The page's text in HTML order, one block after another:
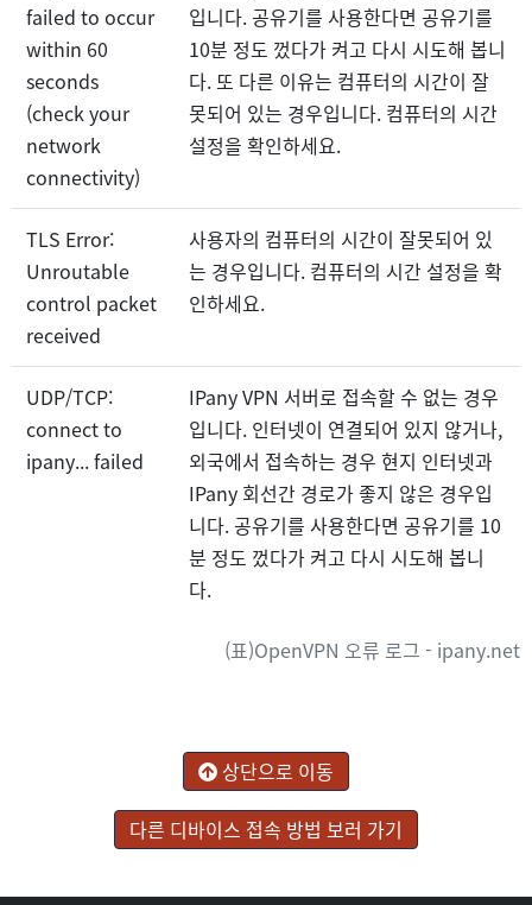
(표)OpenVPN 오류 로그 - ipany.net
failed to occur
within 60
seconds
(check your
network
connectivity)
입니다. 공유기를 사용한다면 공유기를
10분 정도 껐다가 켜고 다시 시도해 봅니
다. 또 다른 이유는 컴퓨터의 시간이 잘
못되어 있는 경우입니다. 컴퓨터의 시간
설정을 확인하세요.
TLS Error:
Unroutable
control packet
received
사용자의 컴퓨터의 시간이 잘못되어 있
는 경우입니다. 컴퓨터의 시간 설정을 확
인하세요.
UDP/TCP:
connect to
ipany... failed
IPany VPN 서버로 접속할 수 없는 경우
입니다. 인터넷이 연결되어 있지 않거나,
외국에서 접속하는 경우 현지 인터넷과
IPany 회선간 경로가 좋지 않은 경우입
니다. 공유기를 사용한다면 공유기를 10
분 정도 껐다가 켜고 다시 시도해 봅니
다.
상단으로 이동
다른 디바이스 접속 방법 보러 가기